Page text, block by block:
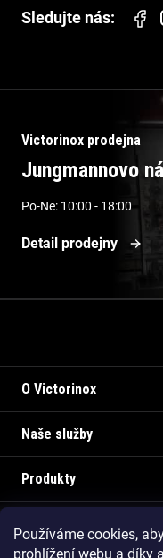
Používáme cookies,
prohlížení webu a díky
Victorinox prodejna
Jungmannovo
Po-Ne: 10:00 - 18:00
Detail prodejny
O Victorinox
Naše služby
Produkty
Copyright 2026